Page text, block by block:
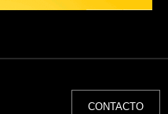
CONTACTO